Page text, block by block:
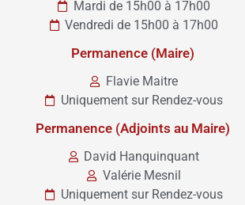
Mardi de 15h00 à 17h00
Vendredi de 15h00 à 17h00
Permanence (Maire)
Flavie Maitre
Uniquement sur Rendez-vous
Permanence (Adjoints au Maire)
David Hanquinquant
Valérie Mesnil
Uniquement sur Rendez-vous